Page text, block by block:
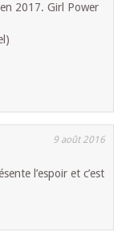
2017. Girl Power
9 août 2016
l’espoir et c’est